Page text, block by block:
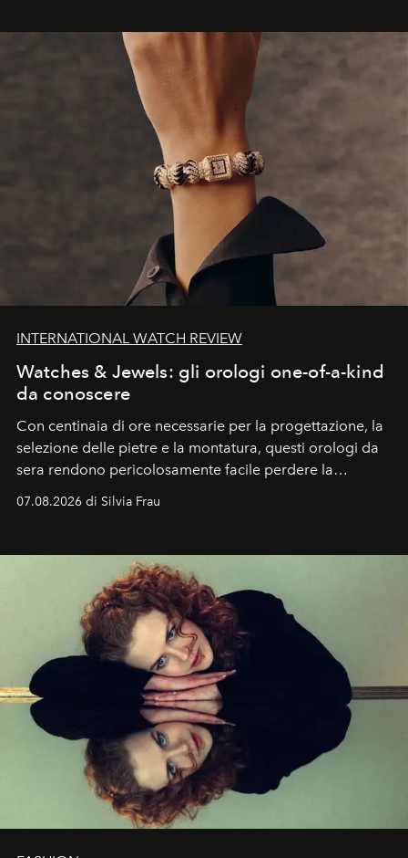
INTERNATIONAL WATCH REVIEW
Watches & Jewels: gli orologi one-of-a-kind
da conoscere
Con centinaia di ore necessarie per la progettazione, la
selezione delle pietre e la montatura, questi orologi da
sera rendono pericolosamente facile perdere la
cognizione del tempo. Ma con quadranti così
07.08.2026 di Silvia Frau